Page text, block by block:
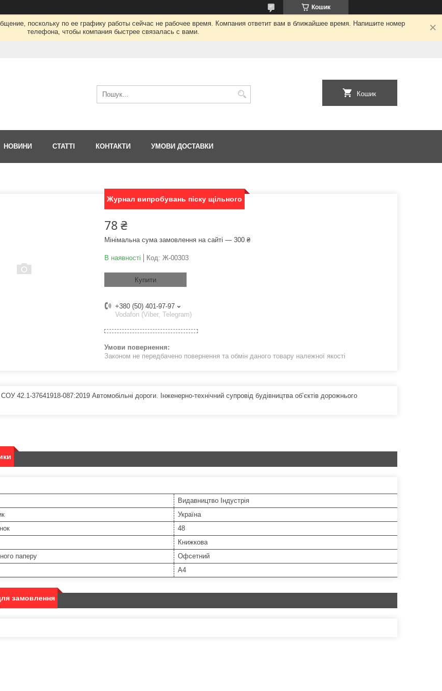
Кошик
поскольку по ее графику работы сейчас не рабочее время. Компания ответит вам в ближайшее время. Напишите номер
телефона, чтобы компания быстрее связалась с вами.
Кошик
НОВИНИ СТАТТІ КОНТАКТИ УМОВИ ДОСТАВКИ
Журнал випробувань піску щільного
78 ₴
Мінімальна сума замовлення на сайті — 300 ₴
В наявності Код: Ж-00303
Купити
+380 (50) 401-97-97
Vodafon (Viber, Telegram)
Законом не передбачено повернення та обмін даного товару належної якості
42.1-37641918-087:2019 Автомобільні дороги. Інженерно-технічний супровід будівництва об’єктів дорожнього
Видавництво Індустрія
Україна
48
Книжкова
паперу
Офсетний
A4
замовлення